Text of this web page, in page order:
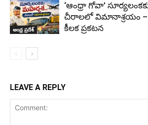
ఆంధ్ర ప్రదేశ్
‘ఆంధ్రా గోవా’
చీరాలలో విమానాశ్రయం –
కీలక ప్రకటన
LEAVE A REPLY